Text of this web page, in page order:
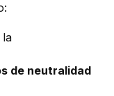
la
de neutralidad